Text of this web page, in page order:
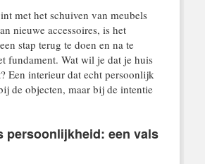
met het schuiven van meubels
nieuwe accessoires, is het
stap terug te doen en na te
fundament. Wat wil je dat je huis
Een interieur dat echt persoonlijk
de objecten, maar bij de intentie
persoonlijkheid: een vals